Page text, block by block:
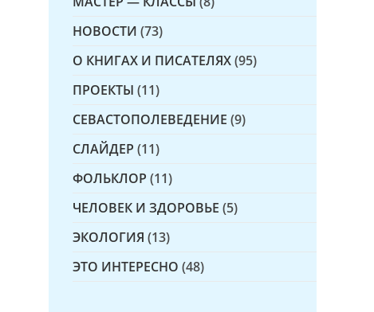
НОВОСТИ (73)
О КНИГАХ И ПИСАТЕЛЯХ(95)
ПРОЕКТЫ (11)
СЕВАСТОПОЛЕВЕДЕНИЕ (9)
СЛАЙДЕР (11)
ФОЛЬКЛОР (11)
ЧЕЛОВЕК И ЗДОРОВЬЕ (5)
ЭКОЛОГИЯ (13)
ЭТО ИНТЕРЕСНО (48)